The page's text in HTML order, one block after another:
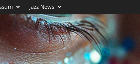
Jazz News